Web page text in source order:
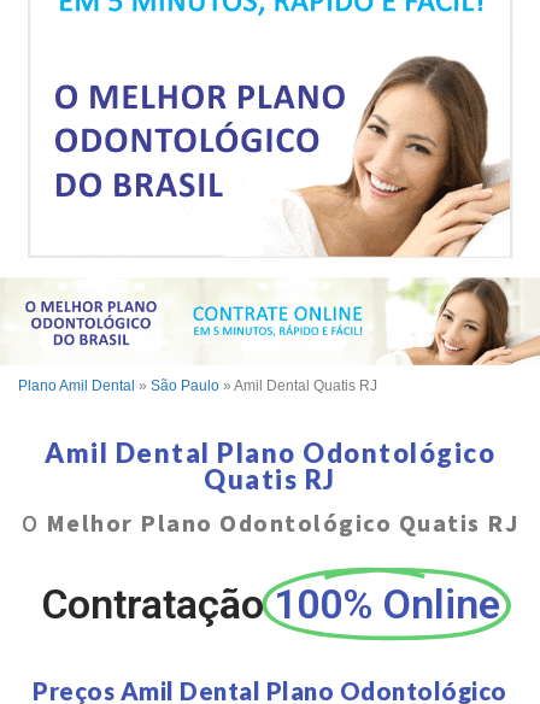
Plano Amil Dental » São Paulo » Amil Dental Quatis RJ
Amil Dental Plano Odontológico
Quatis RJ
O Melhor Plano Odontológico Quatis RJ
Contratação 100% Online
Preços Amil Dental Plano Odontológico